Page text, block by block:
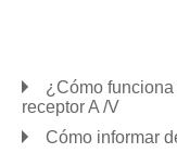
¿Cómo
receptor A /V
Cómo informar